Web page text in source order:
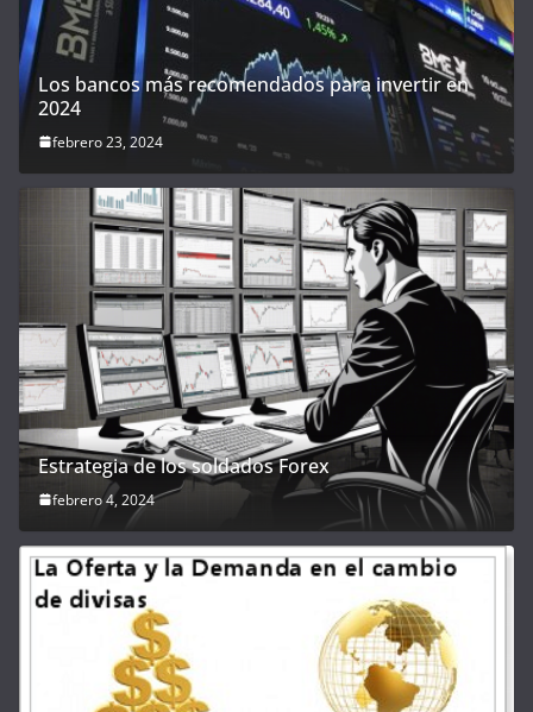
Los bancos más recomendados para invertir en
2024
febrero 23, 2024
Estrategia de los soldados Forex
febrero 4, 2024